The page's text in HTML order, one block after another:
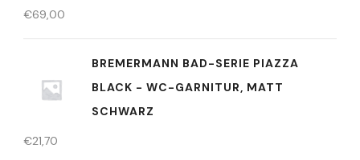
€69,00
BREMERMANN BAD-SERIE PIAZZA
BLACK - WC-GARNITUR, MATT
SCHWARZ
€21,70